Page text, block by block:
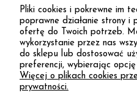
LNIANA POŚCIEL DLA
ZIELEŃ KHAKI
220,00 zł
Pliki cookies i pokrewne im
poprawne działanie strony i
ofertę do Twoich potrzeb.
wykorzystanie przez nas
do sklepu lub dostosować
preferencji, wybierając
Więcej o plikach cookies
prywatności.